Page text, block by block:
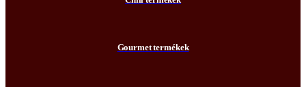
Gourmet termékek